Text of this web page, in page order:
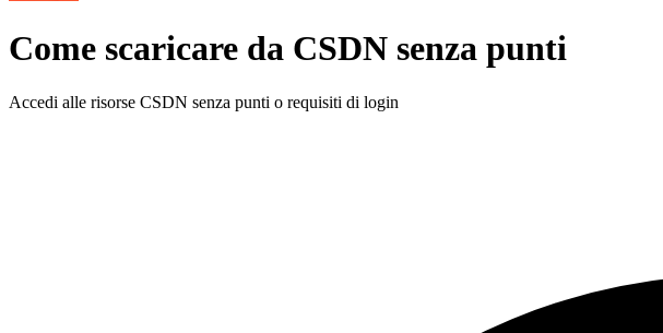
Come scaricare da CSDN senza punti
Accedi alle risorse CSDN senza punti o requisiti di login